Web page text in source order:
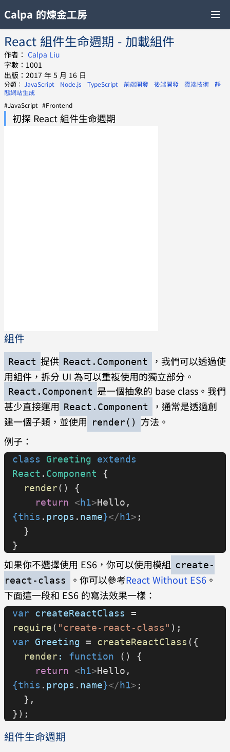
Calpa 的煉金工房
React 組件生命週期 - 加載組件
作者： Calpa Liu
字數：1001
出版：2017 年 5 月 16 日
分類： JavaScript Node.js TypeScript 前端開發 後端開發 雲端技術
靜
態網站生成
#JavaScript #Frontend
初探 React 組件生命週期
組件
React 提供 React.Component
，我們可以透過使
用組件，拆分 UI 為可以重複使用的獨立部分。
React.Component 是一個抽象的 base class。我們
甚少直接運用 React.Component
，通常是透過創
建一個子類，並使用
render()
方法。
例子：
class Greeting extends
React . Component {
  render
() {
    return
<h1>
{this . props . name}</h1> ;
  }
}
如果你不選擇使用 ES6，你可以使用模組 create-
react-class
。你可以參考React Without ES6 。
下面這一段和 ES6 的寫法效果一樣：
var createReactClass
require( "create-react-class" );
var Greeting = createReactClass ({
  render
: function () {
    return
<h1>
{this . props . name}</h1> ;
  },
});
組件生命週期